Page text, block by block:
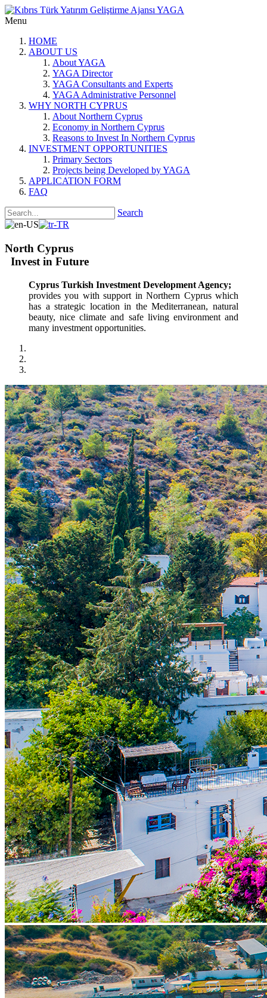
Menu
HOME
ABOUT US
About YAGA
YAGA Director
YAGA Consultants and Experts
YAGA Administrative Personnel
WHY NORTH CYPRUS
About Northern Cyprus
Economy in Northern Cyprus
Reasons to Invest In Northern Cyprus
INVESTMENT OPPORTUNITIES
Primary Sectors
Projects being Developed by YAGA
APPLICATION FORM
FAQ
Search
North Cyprus
Invest in Future
Cyprus Turkish Investment Development Agency;
provides you with support in Northern Cyprus which
has a strategic location in the Mediterranean, natural
beauty, nice climate and safe living environment and
many investment opportunities.